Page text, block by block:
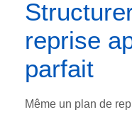
reprise
parfait
Même un plan de